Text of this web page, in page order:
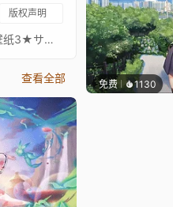
版权声明
プリンセスコネクトリダイブPrincess Connect! Re: Dive超异域公主连结！Re: Dive3星 咲恋 咲恋妈妈 充电宝 3★ 主页动画壁纸3★サレン - Saren通过 Waifu2x 降噪放大 + FFmpeg 60FPS 补帧处理21:9 3440*1440 带鱼屏适配16:9 标准比例版：https://steamcommunity.com/sharedfiles/filedetails/?id=2222166891PCR 16:9 合集：https://steamcommunity.com/sharedfiles/filedetails/?id=2134024999PCR 21:9 合集：https://steamcommunity.com/sharedfiles/filedetails/?id=2137377323
查看全部 免费 1130